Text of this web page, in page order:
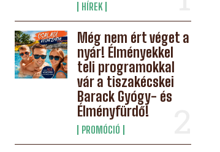
HÍREK
Még nem ért véget a
nyár! Élményekkel
teli programokkal
vár a tiszakécskei
Barack Gyógy- és
Élményfürdő!
PROMÓCIÓ